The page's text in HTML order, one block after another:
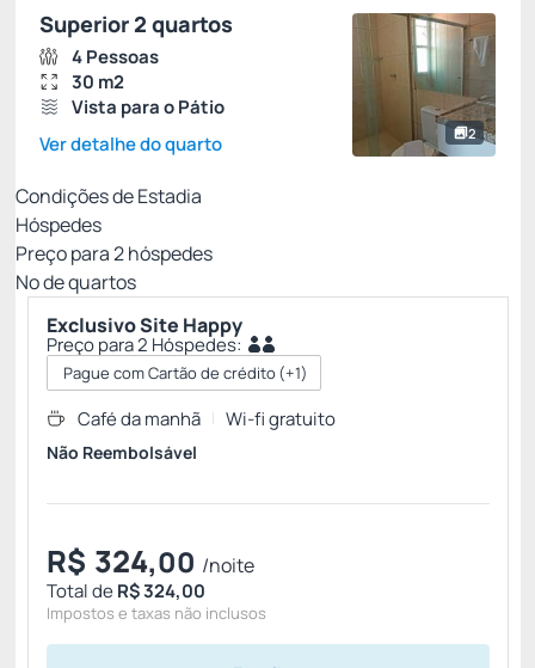
2
Superior 2 quartos
4 Pessoas
30 m2
Vista para o Pátio
Ver detalhe do quarto
Condições de Estadia
Hóspedes
Preço para2hóspedes
Nº de quartos
Exclusivo Site Happy
Preço para 2 Hóspedes:
Pague com Cartão de crédito(+1)
Café da manhã Wi-fi gratuito
Não Reembolsável
R$ 324,00 /noite
Total deR$ 324,00
Impostos e taxas não inclusos